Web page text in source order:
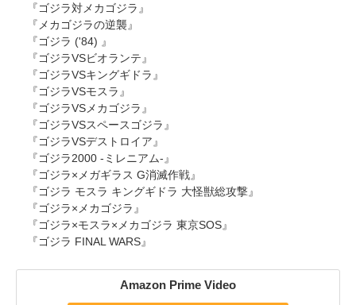
『ゴジラ対メカゴジラ』
『メカゴジラの逆襲』
『ゴジラ ('84) 』
『ゴジラVSビオランテ』
『ゴジラVSキングギドラ』
『ゴジラVSモスラ』
『ゴジラVSメカゴジラ』
『ゴジラVSスペースゴジラ』
『ゴジラVSデストロイア』
『ゴジラ2000 -ミレニアム-』
『ゴジラ×メガギラス G消滅作戦』
『ゴジラ モスラ キングギドラ 大怪獣総攻撃』
『ゴジラ×メカゴジラ』
『ゴジラ×モスラ×メカゴジラ 東京SOS』
『ゴジラ FINAL WARS』
Amazon Prime Video